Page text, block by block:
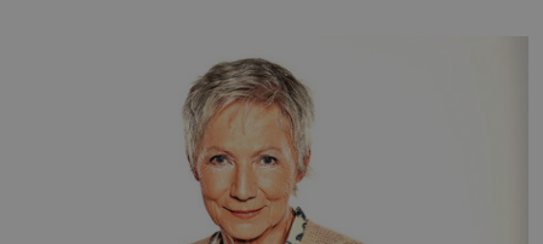
rozhodla stávkovat. Cvičte